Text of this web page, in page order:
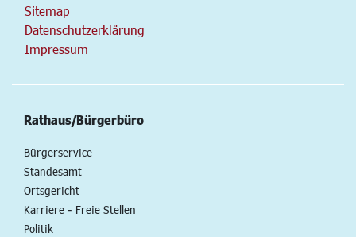
Sitemap
Datenschutzerklärung
Impressum
Rathaus/Bürgerbüro
Bürgerservice
Standesamt
Ortsgericht
Karriere - Freie Stellen
Politik